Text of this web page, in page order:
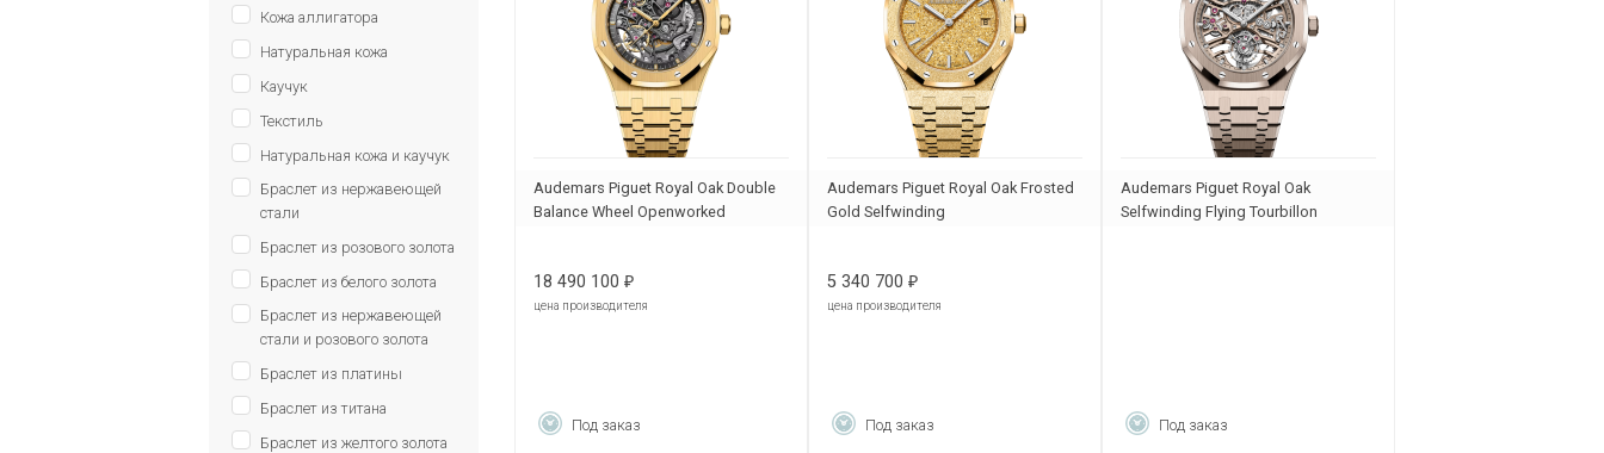
Кожа аллигатора
Натуральная кожа
Каучук
Текстиль
Натуральная кожа и каучук
Браслет из нержавеющей
стали
Браслет из розового золота
Браслет из белого золота
Браслет из нержавеющей
стали и розового золота
Браслет из платины
Браслет из титана
Браслет из желтого золота
Audemars Piguet Royal Oak Double
Balance Wheel Openworked
18 490 100 ₽
цена производителя
Под заказ
Audemars Piguet Royal Oak Frosted
Gold Selfwinding
5 340 700 ₽
цена производителя
Под заказ
Audemars Piguet Royal Oak
Selfwinding Flying Tourbillon
Под заказ